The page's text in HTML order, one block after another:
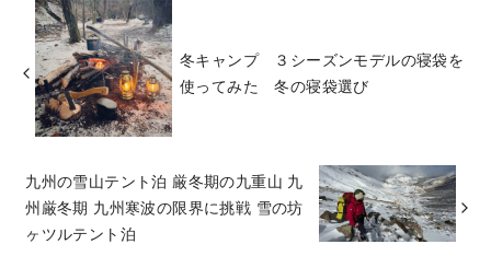
冬キャンプ ３シーズンモデルの寝袋を
使ってみた 冬の寝袋選び
九州の雪山テント泊 厳冬期の九重山 九
州厳冬期 九州寒波の限界に挑戦 雪の坊
ヶツルテント泊